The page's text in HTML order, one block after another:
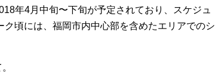
年4月中旬〜下旬が予定されており、スケジュ
頃には、福岡市内中心部を含めたエリアでのシ